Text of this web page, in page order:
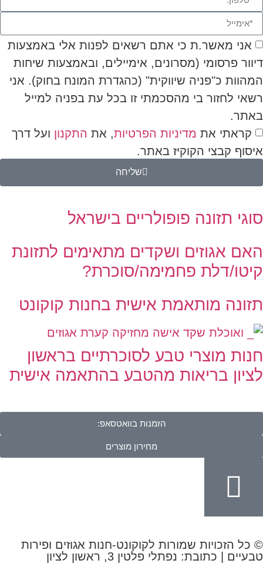
אני מאשר.ת כי אתם רשאים לפנות אלי באמצעות
דיוור פרסומי (מסרונים, אימיילים, ובאמצעות שיחות
המהוות כ"פניה שיווקית" (כהגדרת המונח בחוק). אני
רשאי לחזור בי מהסכמתי זו בכל עת בפניה למייל
באתר.
קראתי את מדיניות הפרטיות , את התקנון ועל דרך
איסוף קבצי הקוקיז באתר.
שליחה
סוגי תזונה פופולריים בישראל
האם אגוזים ושקדים מתאימים לתזונת
קיטו/דלת פחמימה/סוכרת?
תזונה מותאמת אישית בחנות קוקונט
חנות מוצרי טבע לסוכרתיים בראשון
לציון בריאות מהטבע בהתאמה אישית
הזמנות בוואטסאפ:
מחירון מוצרים
© כל הזכויות שמורות לקוקונט-חנות אגוזים ופירות
טבעיים | כתובת: נפתלי פלטין 3, ראשון לציון